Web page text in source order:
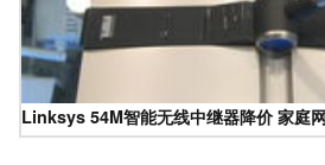
Linksys 54M智能无线中继器降价 家庭